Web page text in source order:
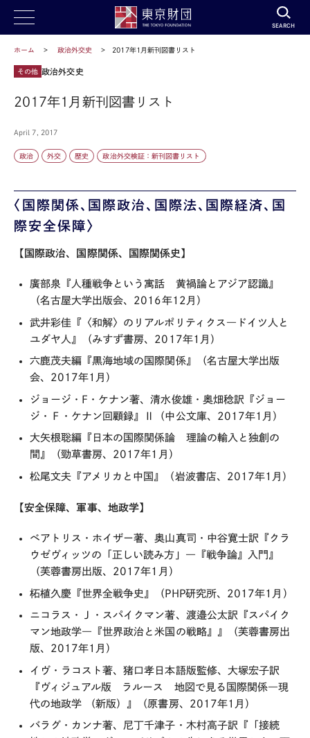
SEARCH
ホーム 政治外交史 2017年1月新刊図書リスト
その他 政治外交史
2017年1月新刊図書リスト
April 7, 2017
政治 外交 歴史 政治外交検証：新刊図書リスト
〈国際関係、国際政治、国際法、国際経済、国
際安全保障〉
【国際政治、国際関係、国際関係史】
廣部泉『人種戦争という寓話 黄禍論とアジア認識』
（名古屋大学出版会、2016年12月）
武井彩佳『〈和解〉のリアルポリティクス―ドイツ人と
ユダヤ人』（みすず書房、2017年1月）
六鹿茂夫編『黒海地域の国際関係』（名古屋大学出版
会、2017年1月）
ジョージ・F・ケナン著、清水俊雄・奥畑稔訳『ジョー
ジ・Ｆ・ケナン回顧録』Ⅱ（中公文庫、2017年1月）
大矢根聡編『日本の国際関係論 理論の輸入と独創の
間』（勁草書房、2017年1月）
松尾文夫『アメリカと中国』（岩波書店、2017年1月）
【安全保障、軍事、地政学】
ベアトリス・ホイザー著、奥山真司・中谷寛士訳『クラ
ウゼヴィッツの「正しい読み方」―『戦争論』入門』
（芙蓉書房出版、2017年1月）
柘植久慶『世界全戦争史』（PHP研究所、2017年1月）
ニコラス・Ｊ・スパイクマン著、渡邉公太訳『スパイク
マン地政学―『世界政治と米国の戦略』』（芙蓉書房出
版、2017年1月）
イヴ・ラコスト著、猪口孝日本語版監修、大塚宏子訳
『ヴィジュアル版 ラルース 地図で見る国際関係―現
代の地政学 （新版）』（原書房、2017年1月）
バラグ・カンナ著、尼丁千津子・木村高子訳『「接続